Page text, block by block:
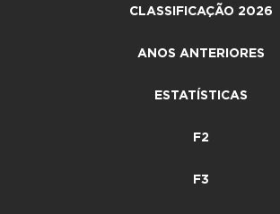
CLASSIFICAÇÃO 2026
ANOS ANTERIORES
ESTATÍSTICAS
F2
F3